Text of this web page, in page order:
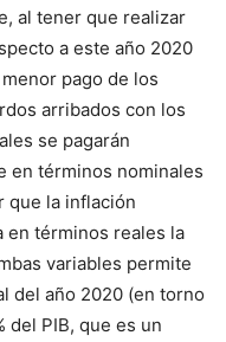
al tener que realizar
a este año 2020
pago de los
arribados con los
se pagarán
en términos nominales
que la inflación
en términos reales la
variables permite
del año 2020 (en torno
del PIB, que es un